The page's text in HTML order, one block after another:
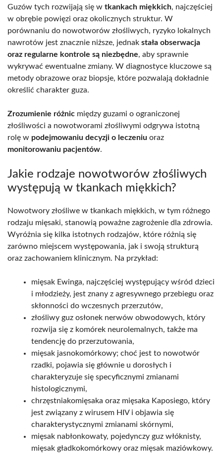
Guzów tych rozwijają się w tkankach miękkich, najczęściej
w obrębie powięzi oraz okolicznych struktur. W
porównaniu do nowotworów złośliwych, ryzyko lokalnych
nawrotów jest znacznie niższe, jednak stała obserwacja
oraz regularne kontrole są niezbędne, aby sprawnie
wykrywać ewentualne zmiany. W diagnostyce kluczowe są
metody obrazowe oraz biopsje, które pozwalają dokładnie
określić charakter guza.
Zrozumienie różnic między guzami o ograniczonej
złośliwości a nowotworami złośliwymi odgrywa istotną
rolę w podejmowaniu decyzji o leczeniu oraz
monitorowaniu pacjentów.
Jakie rodzaje nowotworów złośliwych
występują w tkankach miękkich?
Nowotwory złośliwe w tkankach miękkich, w tym różnego
rodzaju mięsaki, stanowią poważne zagrożenie dla zdrowia.
Wyróżnia się kilka istotnych rodzajów, które różnią się
zarówno miejscem występowania, jak i swoją strukturą
oraz zachowaniem klinicznym. Na przykład:
mięsak Ewinga, najczęściej występujący wśród dzieci
i młodzieży, jest znany z agresywnego przebiegu oraz
skłonności do wczesnych przerzutów,
złośliwy guz osłonek nerwów obwodowych, który
rozwija się z komórek neurolemalnych, także ma
tendencję do przerzutowania,
mięsak jasnokomórkowy; choć jest to nowotwór
rzadki, pojawia się głównie u dorosłych i
charakteryzuje się specyficznymi zmianami
histologicznymi,
chrzęstniakomięsaka oraz mięsaka Kaposiego, który
jest związany z wirusem HIV i objawia się
charakterystycznymi zmianami skórnymi,
mięsak nabłonkowaty, pojedynczy guz włóknisty,
mięsak gładkokomórkowy oraz mięsak maziówkowy.